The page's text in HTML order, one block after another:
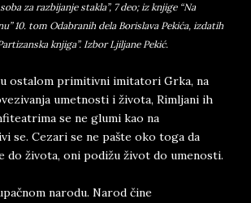
za razbijanje stakla”, 7 deo; iz knjige “Na
10. tom Odabranih dela Borislava Pekića, izdatih
knjiga”. Izbor Ljiljane Pekić.
ostalom primitivni imitatori Grka, na
umetnosti i života, Rimljani ih
se ne glumi kao na
se. Cezari se ne pašte oko toga da
do života, oni podižu život do umenosti.
narodu. Narod čine